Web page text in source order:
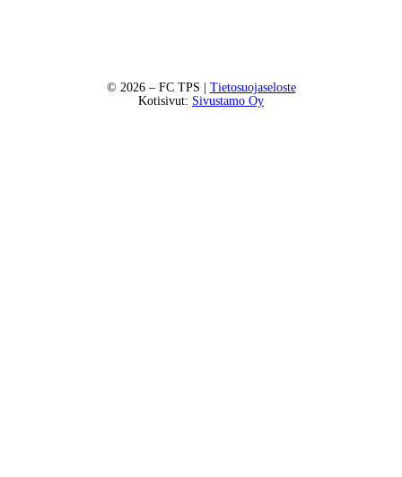
© 2026– FC TPS | Tietosuojaseloste
Kotisivut: Sivustamo Oy